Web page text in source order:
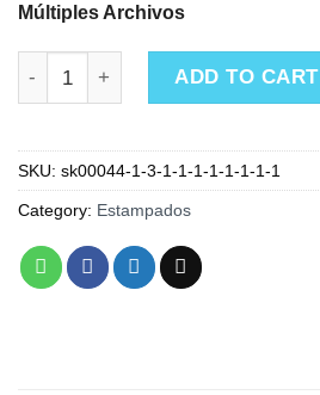
Múltiples Archivos
ADD TO CART
SKU: sk00044-1-3-1-1-1-1-1-1-1-1
Category: Estampados